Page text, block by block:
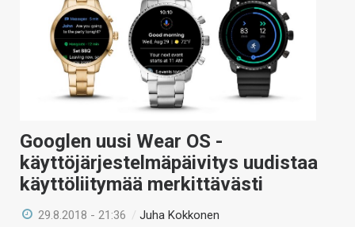
KAUPPA
VAIHDA TEEMA
HAKU
Googlen uusi Wear OS -
käyttöjärjestelmäpäivitys uudistaa
käyttöliitymää merkittävästi
29.8.2018 - 21:36 /Juha Kokkonen